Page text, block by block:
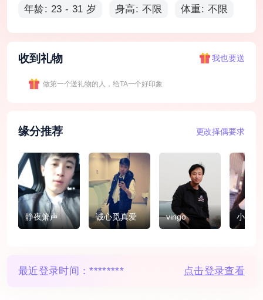
年龄: 23 - 31 岁 身高: 不限 体重: 不限
收到礼物 我也要送
做第一个送礼物的人，给TA一个好印象
缘分推荐 更改择偶要求
静夜箫声 诚心觅真爱 vingo 小萍
最近登录时间：******** 点击登录查看